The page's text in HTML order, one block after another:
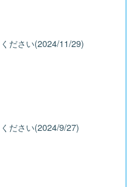
ださい(2024/11/29)
ださい(2024/9/27)